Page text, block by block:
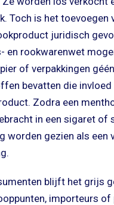
Toch is het toevoegen
juridisch
en rookwarenwet
of verpakkingen
bevatten die invloed
Zodra een
in een sigaret of
worden gezien als een
blijft het grijs
importeurs of